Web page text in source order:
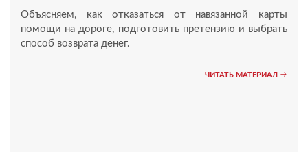
Объясняем, как отказаться от навязанной карты
помощи на дороге, подготовить претензию и выбрать
способ возврата денег.
ЧИТАТЬ МАТЕРИАЛ